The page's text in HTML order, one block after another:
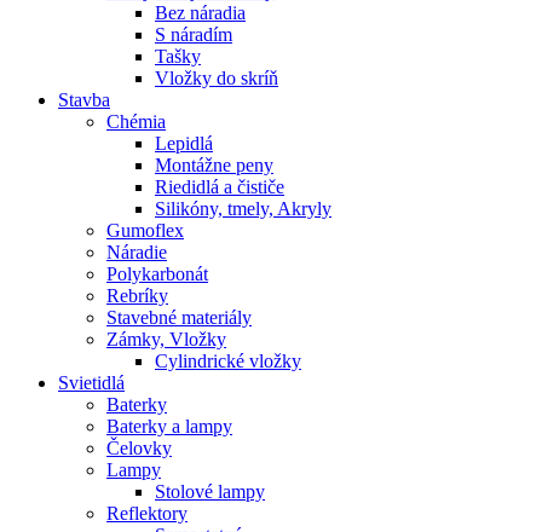
Bez náradia
S náradím
Tašky
Vložky do skríň
Stavba
Chémia
Lepidlá
Montážne peny
Riedidlá a čističe
Silikóny, tmely, Akryly
Gumoflex
Náradie
Polykarbonát
Rebríky
Stavebné materiály
Zámky, Vložky
Cylindrické vložky
Svietidlá
Baterky
Baterky a lampy
Čelovky
Lampy
Stolové lampy
Reflektory